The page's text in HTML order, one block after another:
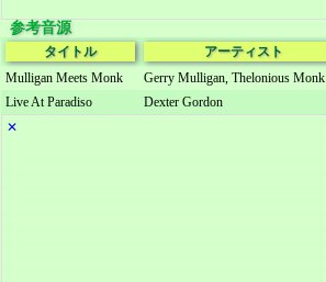
参考音源
タイトル アーティスト
Mulligan Meets Monk
Gerry Mulligan, Thelonious Monk
Live At Paradiso
Dexter Gordon
✕